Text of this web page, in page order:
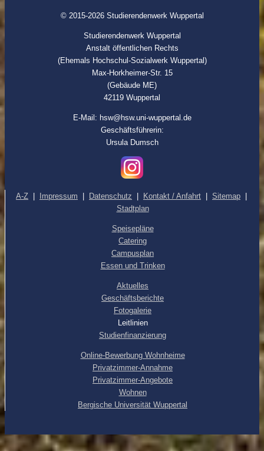
© 2015-2026 Studierendenwerk Wuppertal
Studierendenwerk Wuppertal
Anstalt öffentlichen Rechts
(Ehemals Hochschul-Sozialwerk Wuppertal)
Max-Horkheimer-Str. 15
(Gebäude ME)
42119 Wuppertal
E-Mail: hsw@hsw.uni-wuppertal.de
Geschäftsführerin:
Ursula Dumsch
A-Z Impressum Datenschutz Kontakt / Anfahrt Sitemap
Stadtplan
Speisepläne
Catering
Campusplan
Essen und Trinken
Aktuelles
Geschäftsberichte
Fotogalerie
Leitlinien
Studienfinanzierung
Online-Bewerbung Wohnheime
Privatzimmer-Annahme
Privatzimmer-Angebote
Wohnen
Bergische Universität Wuppertal